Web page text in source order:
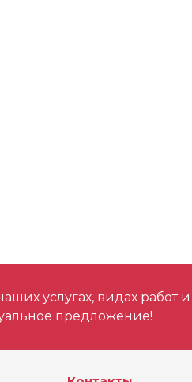
услугах, видах работ
предложение!